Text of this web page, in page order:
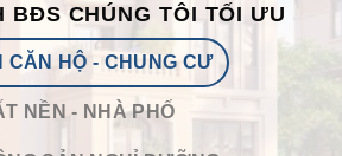
BĐS CHÚNG TÔI TỐI ƯU
CĂN HỘ - CHUNG CƯ
NỀN - NHÀ PHỐ